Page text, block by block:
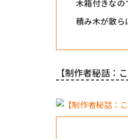
木箱付きなの
積み木が散ら
【制作者秘話：